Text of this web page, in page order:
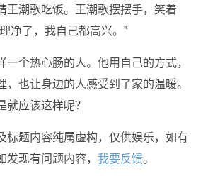
王潮歌吃饭。王潮歌摆摆手，笑着
净了，我自己都高兴。”
一个热心肠的人。他用自己的方式，
，也让身边的人感受到了家的温暖。
就应该这样呢？
标题内容纯属虚构，仅供娱乐，如有
发现有问题内容， 我要反馈。